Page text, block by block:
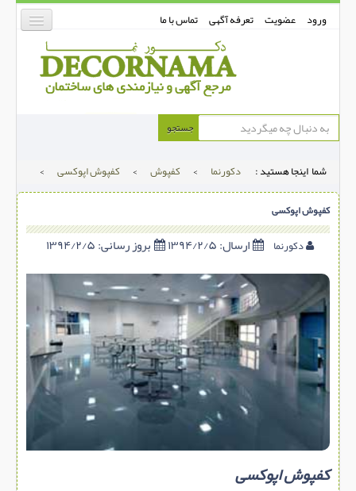
ورود عضویت تعرفه آگهی تماس با ما
دکورنما
دیوارپوش
دکوراسیون داخلی
درب و پنجره
شهری ترافیکی
ساخت و ساز
مصالح ساختمانی
سازه پیش ساخته
سنگ ساختمانی
سرویس بهداشتی
پله,نرده,حفاظ
جستجو
شما اینجا هستید : دکورنما > کفپوش > کفپوش اپوکسی >
کفپوش اپوکسی
دکورنما ارسال:۱۳۹۴/۲/۵ بروز رسانی:
كفپوش اپوكسی